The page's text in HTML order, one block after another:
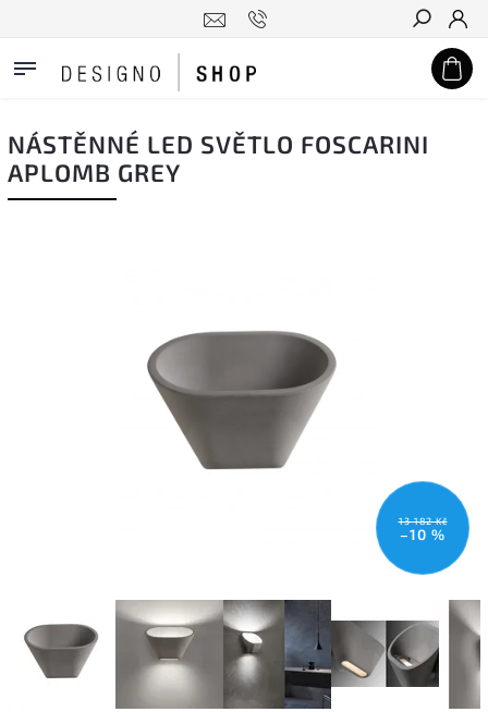
Hledat
NÁSTĚNNÉ LED SVĚTLO FOSCARINI
APLOMB GREY
13 182 Kč
–10 %